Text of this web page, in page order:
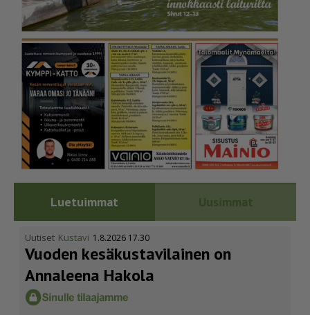
Luetuimmat Uusimmat
Uutiset Kustavi 1.8.2026 17.30
Vuoden kesäkus­ta­vi­lainen on
Annaleena Hakola